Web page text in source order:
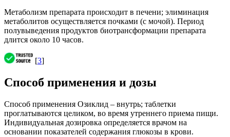
Метаболизм препарата происходит в печени; элиминация
метаболитов осуществляется почками (с мочой). Период
полувыведения продуктов биотрансформации препарата
длится около 10 часов.
[3]
Способ применения и дозы
Способ применения Озиклид – внутрь; таблетки
проглатываются целиком, во время утреннего приема пищи.
Индивидуальная дозировка определяется врачом на
основании показателей содержания глюкозы в крови.